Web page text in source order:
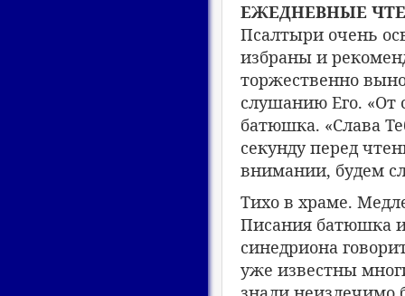
ЕЖЕДНЕВНЫЕ
Псалтыри очень
избраны и
торжественно
слушанию Его. «От
батюшка. «Слава
секунду перед
внимании, будем
Тихо в храме.
Писания батюшка
синедриона
уже известны